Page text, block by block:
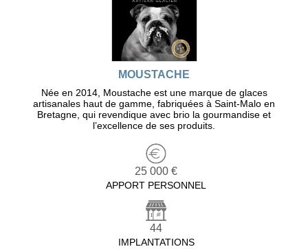
MOUSTACHE
Née en 2014, Moustache est une marque de glaces
artisanales haut de gamme, fabriquées à Saint-Malo en
Bretagne, qui revendique avec brio la gourmandise et
l’excellence de ses produits.
25 000 €
APPORT PERSONNEL
44
IMPLANTATIONS